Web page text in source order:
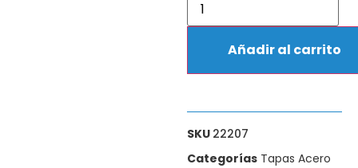
Añadir al carrito
SKU 22207
Categorías Tapas Acero